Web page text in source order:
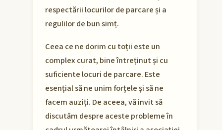
respectării locurilor de parcare și a
regulilor de bun simț.
Ceea ce ne dorim cu toții este un
complex curat, bine întreținut și cu
suficiente locuri de parcare. Este
esențial să ne unim forțele și să ne
facem auziți. De aceea, vă invit să
discutăm despre aceste probleme în